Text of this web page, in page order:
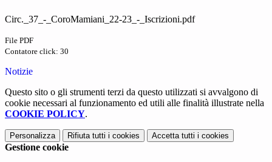
Circ._37_-_CoroMamiani_22-23_-_Iscrizioni.pdf
File PDF
Contatore click: 30
Notizie
Questo sito o gli strumenti terzi da questo utilizzati si avvalgono di
cookie necessari al funzionamento ed utili alle finalità illustrate nella
COOKIE POLICY.
Personalizza Rifiuta tutti i cookies Accetta tutti i cookies
Gestione cookie